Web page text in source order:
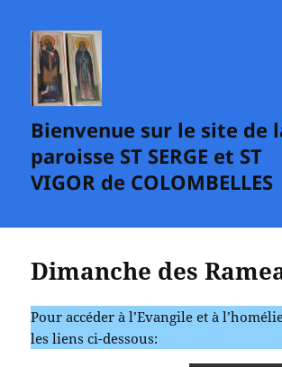
Bienvenue sur le site de
paroisse ST SERGE et ST
VIGOR de COLOMBELLES
Dimanche des
Pour accéder à l’Evangile et à
les liens ci-dessous: